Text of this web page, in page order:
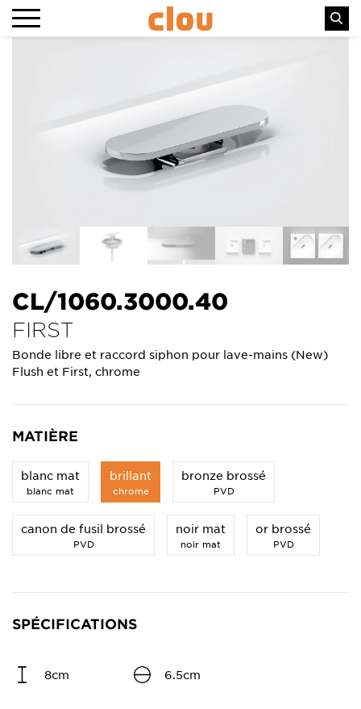
CL/1060.3000.40
FIRST
Bonde libre et raccord siphon pour lave-mains (New)
Flush et First, chrome
MATIÈRE
blanc mat
blanc mat
brillant
chrome
bronze brossé
PVD
canon de fusil brossé
PVD
noir mat
noir mat
or brossé
PVD
SPÉCIFICATIONS
8cm 6.5cm